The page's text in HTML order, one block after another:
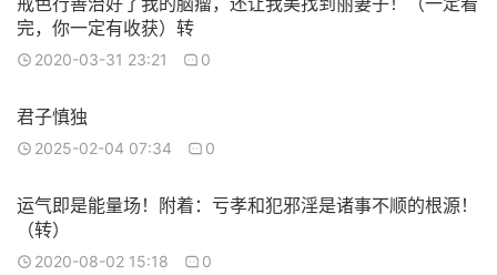
完，你一定有收获）转
2020-03-31 23:21 0
君子慎独
2025-02-04 07:34 0
运气即是能量场！附着：亏孝和犯邪淫是诸事不顺的根源！
（转）
2020-08-02 15:18 0